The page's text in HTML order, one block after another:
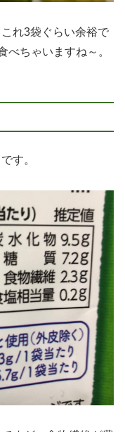
れ3袋ぐらい余裕で
べちゃいますね～。
す。